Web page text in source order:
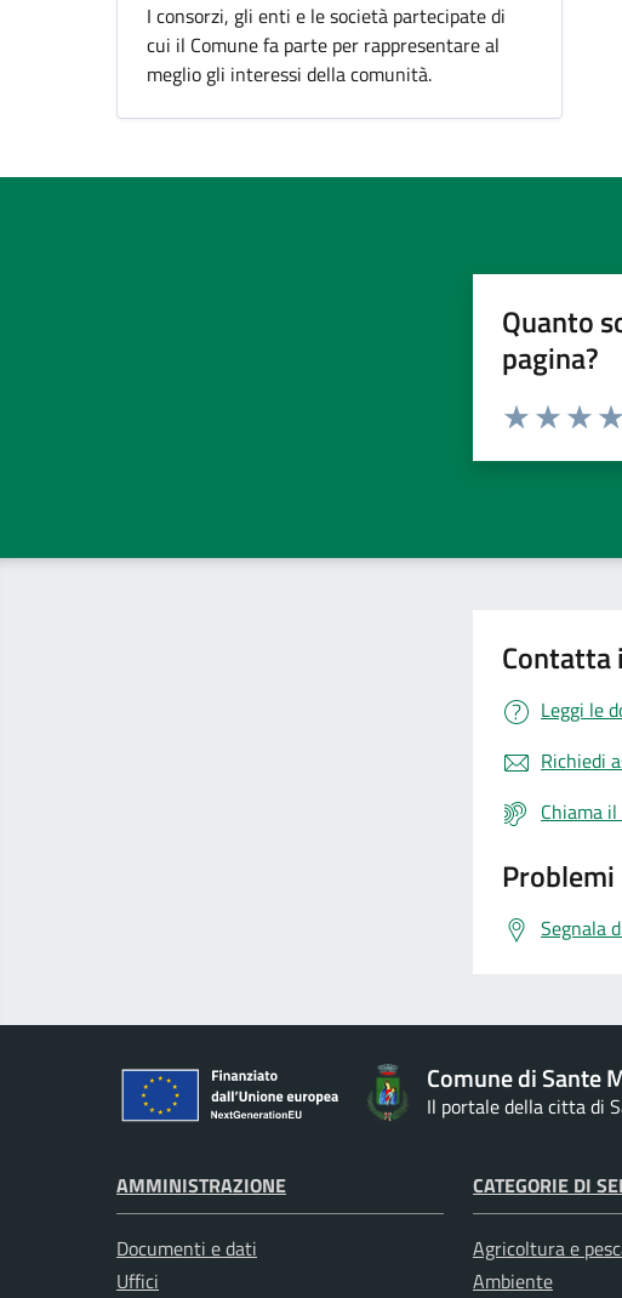
I consorzi, gli enti e le società partecipate di
cui il Comune fa parte per rappresentare al
meglio gli interessi della comunità.
Quanto
pagina?
Valuta da 1 a 5
Contatta
Leggi le
Richiedi
Chiama
Segnala
Comune di Sante
Il portale della citta di
AMMINISTRAZIONE
Documenti e dati
Uffici
CATEGORIE DI
Agricoltura e
Ambiente